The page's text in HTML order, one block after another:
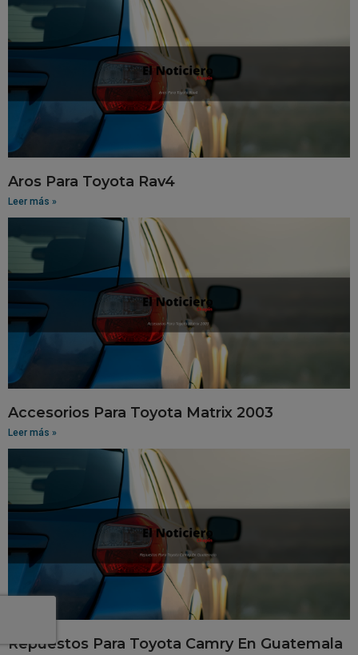
Aros Para Toyota Rav4
Leer más »
Accesorios Para Toyota Matrix 2003
Leer más »
Repuestos Para Toyota Camry En Guatemala